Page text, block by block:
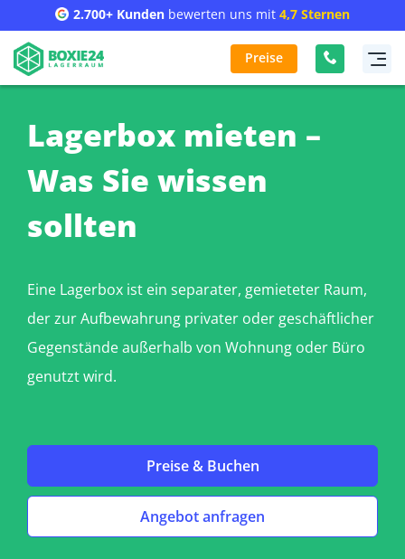
2.700+ Kunden bewerten uns mit 4,7 Sternen
Preise
Lagerbox mieten –
Was Sie wissen
sollten
Eine Lagerbox ist ein separater, gemieteter Raum,
der zur Aufbewahrung privater oder geschäftlicher
Gegenstände außerhalb von Wohnung oder Büro
genutzt wird.
Preise & Buchen
Angebot anfragen